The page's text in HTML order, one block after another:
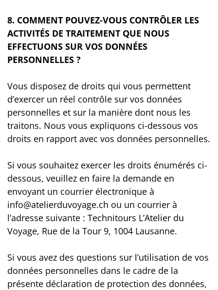
8. COMMENT POUVEZ-VOUS CONTRÔLER LES
ACTIVITÉS DE TRAITEMENT QUE NOUS
EFFECTUONS SUR VOS DONNÉES
PERSONNELLES ?
Vous disposez de droits qui vous permettent
d’exercer un réel contrôle sur vos données
personnelles et sur la manière dont nous les
traitons. Nous vous expliquons ci-dessous vos
droits en rapport avec vos données personnelles.
Si vous souhaitez exercer les droits énumérés ci-
dessous, veuillez en faire la demande en
envoyant un courrier électronique à
info@atelierduvoyage.ch ou un courrier à
l’adresse suivante : Technitours L’Atelier du
Voyage, Rue de la Tour 9, 1004 Lausanne.
Si vous avez des questions sur l’utilisation de vos
données personnelles dans le cadre de la
présente déclaration de protection des données,